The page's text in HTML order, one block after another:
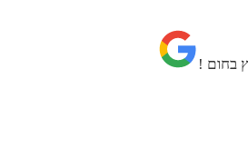
בחום !